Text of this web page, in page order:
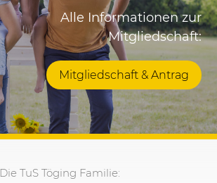
Alle Informationen zur
Mitgliedschaft:
Mitgliedschaft & Antrag
Die TuS Töging Familie: